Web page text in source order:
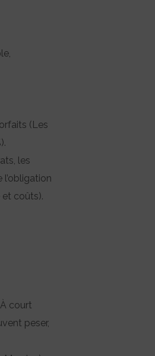
(Les
les
et coûts).
court
peser,